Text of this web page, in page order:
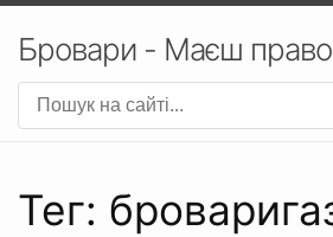
Бровари - Маєш право
Тег: